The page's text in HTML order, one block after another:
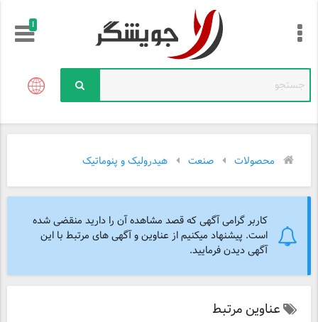
!
محصولات صنعت هیدرولیک و پنوماتیک
کاربر گرامی آگهی که قصد مشاهده آن را دارید منقضی شده
است. پیشنهاد میکنیم از عناوین و آگهی های مرتبط با این
آگهی دیدن فرمایید.
عناوین مرتبط